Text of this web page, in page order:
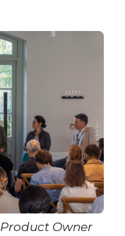
Product Owner